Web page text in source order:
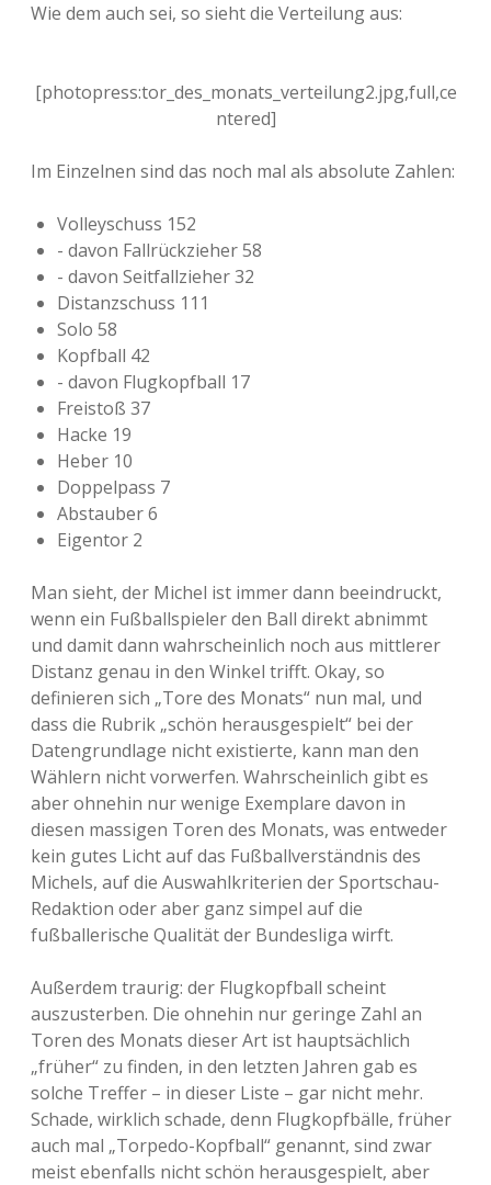
Wie dem auch sei, so sieht die Verteilung aus:
[photopress:tor_des_monats_verteilung2.jpg,full,ce
ntered]
Im Einzelnen sind das noch mal als absolute Zahlen:
Volleyschuss 152
- davon Fallrückzieher 58
- davon Seitfallzieher 32
Distanzschuss 111
Solo 58
Kopfball 42
- davon Flugkopfball 17
Freistoß 37
Hacke 19
Heber 10
Doppelpass 7
Abstauber 6
Eigentor 2
Man sieht, der Michel ist immer dann beeindruckt,
wenn ein Fußballspieler den Ball direkt abnimmt
und damit dann wahrscheinlich noch aus mittlerer
Distanz genau in den Winkel trifft. Okay, so
definieren sich „Tore des Monats“ nun mal, und
dass die Rubrik „schön herausgespielt“ bei der
Datengrundlage nicht existierte, kann man den
Wählern nicht vorwerfen. Wahrscheinlich gibt es
aber ohnehin nur wenige Exemplare davon in
diesen massigen Toren des Monats, was entweder
kein gutes Licht auf das Fußballverständnis des
Michels, auf die Auswahlkriterien der Sportschau-
Redaktion oder aber ganz simpel auf die
fußballerische Qualität der Bundesliga wirft.
Außerdem traurig: der Flugkopfball scheint
auszusterben. Die ohnehin nur geringe Zahl an
Toren des Monats dieser Art ist hauptsächlich
„früher“ zu finden, in den letzten Jahren gab es
solche Treffer – in dieser Liste – gar nicht mehr.
Schade, wirklich schade, denn Flugkopfbälle, früher
auch mal „Torpedo-Kopfball“ genannt, sind zwar
meist ebenfalls nicht schön herausgespielt, aber